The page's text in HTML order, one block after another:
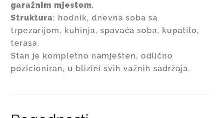
garažnim mjestom.
Struktura: hodnik, dnevna soba sa
trpezarijom, kuhinja, spavaća soba, kupatilo,
terasa.
Stan je kompletno namješten, odlično
pozicioniran, u blizini svih važnih sadržaja.